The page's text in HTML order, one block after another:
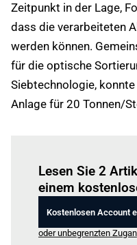
Zeitpunkt in der Lage,
dass die verarbeiteten
werden können.
für die optische
Siebtechnologie,
Anlage für 20 Tonnen/
Lesen Sie 2
einem
Kostenlosen Account
oder unbegrenzten